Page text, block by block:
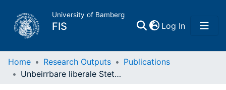
University of Bamberg
FIS Log In(current)
Home
Home Research Outputs
Publications
Unbeirrbare liberale Stetigkeit? : Friedrich Niebergall im Kontext der Diskurse seiner Zeit